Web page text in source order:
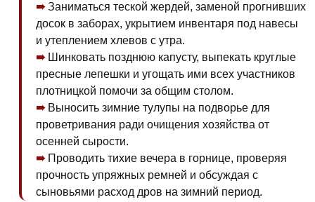
Заниматься теской жердей, заменой прогнивших
досок в заборах, укрытием инвентаря под навесы
и утеплением хлевов с утра.
Шинковать позднюю капусту, выпекать круглые
пресные лепешки и угощать ими всех участников
плотницкой помочи за общим столом.
Выносить зимние тулупы на подворье для
проветривания ради очищения хозяйства от
осенней сырости.
Проводить тихие вечера в горнице, проверяя
прочность упряжных ремней и обсуждая с
сыновьями расход дров на зимний период.